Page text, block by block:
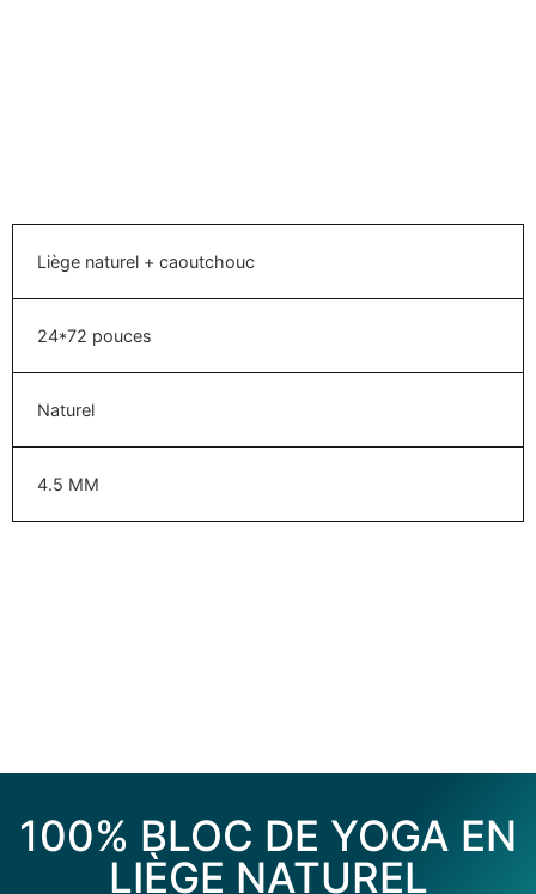
Liège naturel + caoutchouc
24*72 pouces
Naturel
4.5 MM
100% BLOC DE YOGA EN
LIÈGE NATUREL